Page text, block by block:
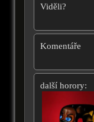
Viděli?
Komentáře
další horory: